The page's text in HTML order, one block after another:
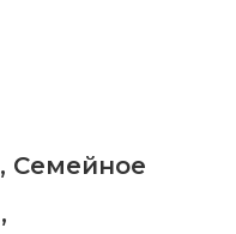
, Семейное
,